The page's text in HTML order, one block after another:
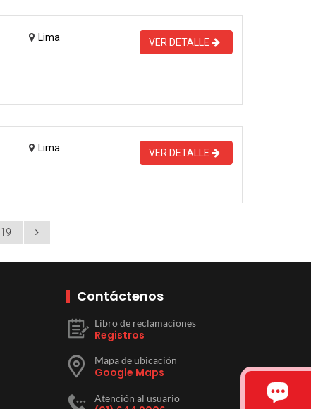
Lima VER DETALLE
Lima VER DETALLE
19
Contáctenos
Libro de reclamaciones
Registros
Mapa de ubicación
Google Maps
Atención al usuario